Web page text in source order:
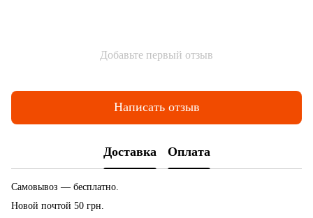
Добавьте первый отзыв
Написать отзыв
Доставка Оплата
Самовывоз — бесплатно.
Новой почтой 50 грн.